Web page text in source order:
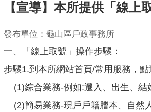
【宣導】本所提供「線上
發布單位：龜山區戶政事務所
一、「線上取號」操作步驟：
步驟1.到本所網站首頁/常用服務，
(1)綜合業務-例如:遷入、出生、結
(2)簡易業務-現戶戶籍謄本、自然